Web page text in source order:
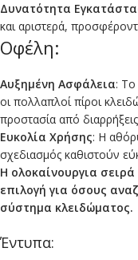
Δυνατότητα
και αριστερά,
Οφέλη:
Αυξημένη Ασφάλεια: Το
οι πολλαπλοί πίροι
προστασία από
Ευκολία Χρήσης: Η
σχεδιασμός καθιστούν
Η ολοκαίνουργια σειρά
επιλογή για όσους
σύστημα κλειδώματος.
Έντυπα: